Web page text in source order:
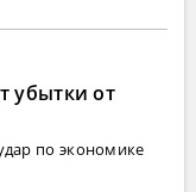
убытки от
по экономике